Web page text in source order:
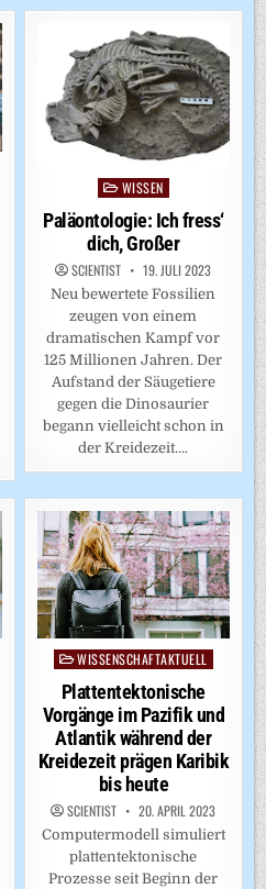
Posted
in
WISSEN
Paläontologie: Ich fress‘
dich, Großer
SCIENTIST 19. JULI 2023
Neu bewertete Fossilien
zeugen von einem
dramatischen Kampf vor
125 Millionen Jahren. Der
Aufstand der Säugetiere
gegen die Dinosaurier
begann vielleicht schon in
der Kreidezeit….
Posted
in
WISSENSCHAFTAKTUELL
Plattentektonische
Vorgänge im Pazifik und
Atlantik während der
Kreidezeit prägen Karibik
bis heute
SCIENTIST 20. APRIL 2023
Computermodell simuliert
plattentektonische
Prozesse seit Beginn der